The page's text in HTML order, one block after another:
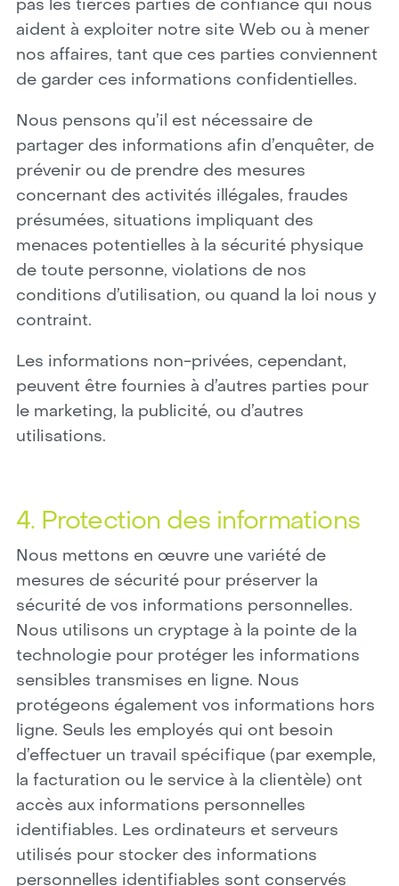
pas les tierces parties de confiance qui nous
aident à exploiter notre site Web ou à mener
nos affaires, tant que ces parties conviennent
de garder ces informations confidentielles.
Nous pensons qu’il est nécessaire de
partager des informations afin d’enquêter, de
prévenir ou de prendre des mesures
concernant des activités illégales, fraudes
présumées, situations impliquant des
menaces potentielles à la sécurité physique
de toute personne, violations de nos
conditions d’utilisation, ou quand la loi nous y
contraint.
Les informations non-privées, cependant,
peuvent être fournies à d’autres parties pour
le marketing, la publicité, ou d’autres
utilisations.
4. Protection des informations
Nous mettons en œuvre une variété de
mesures de sécurité pour préserver la
sécurité de vos informations personnelles.
Nous utilisons un cryptage à la pointe de la
technologie pour protéger les informations
sensibles transmises en ligne. Nous
protégeons également vos informations hors
ligne. Seuls les employés qui ont besoin
d’effectuer un travail spécifique (par exemple,
la facturation ou le service à la clientèle) ont
accès aux informations personnelles
identifiables. Les ordinateurs et serveurs
utilisés pour stocker des informations
personnelles identifiables sont conservés